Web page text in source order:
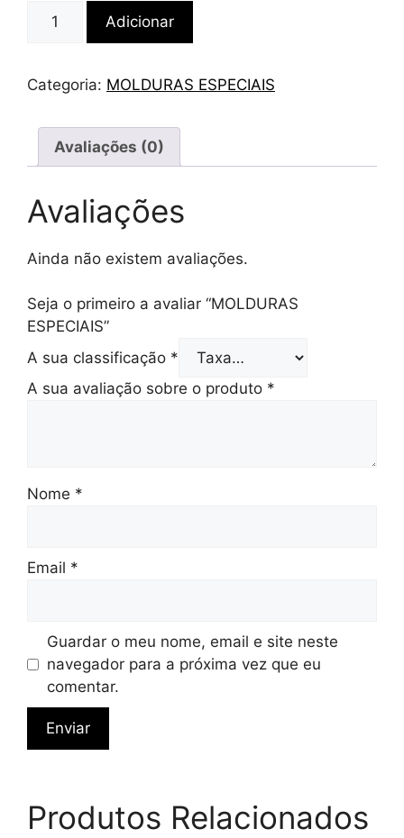
Quantidade
ESPECIAIS
Adicionar
Categoria: MOLDURAS ESPECIAIS
Avaliações (0)
Avaliações
Ainda não existem avaliações.
Seja o primeiro a avaliar “MOLDURAS
ESPECIAIS”
A sua classificação *
A sua avaliação sobre o produto *
Nome *
Email *
Guardar o meu nome, email e site neste
navegador para a próxima vez que eu
comentar.
Produtos Relacionados